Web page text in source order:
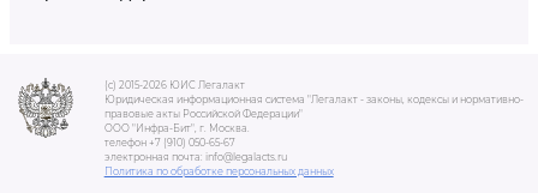
(c) 2015-2026 ЮИС Легалакт
Юридическая информационная система "Легалакт - законы, кодексы и нормативно-
правовые акты Российской Федерации"
ООО "Инфра-Бит", г. Москва.
телефон +7 (910) 050-65-67
электронная почта: info@legalacts.ru
Политика по обработке персональных данных